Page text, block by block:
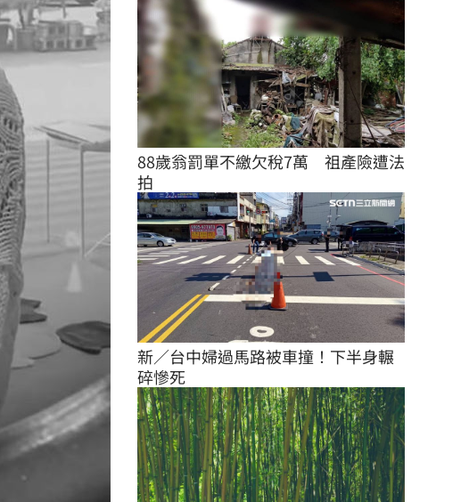
88歲翁罰單不繳欠稅7萬　祖產險遭法
拍
新／台中婦過馬路被車撞！下半身輾
碎慘死